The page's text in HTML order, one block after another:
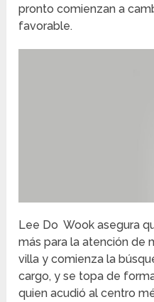
pronto comienzan a
favorable.
Lee Do Wook asegura
más para la atención de
villa y comienza la
cargo, y se topa de
quien acudió al centro